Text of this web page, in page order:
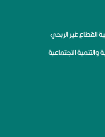
القطاع غير الربحي
والتنمية الاجتماعية